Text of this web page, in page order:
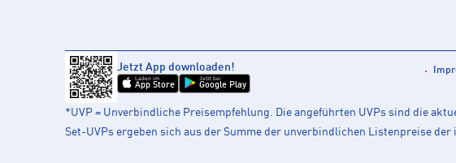
Jetzt App downloaden!
Laden im
App Store
Jetzt bei
Google Play
*UVP = Unverbindliche Preisempfehlung. Die angeführten UVPs sind die
Set-UVPs ergeben sich aus der Summe der unverbindlichen Listenpreise der